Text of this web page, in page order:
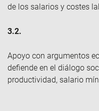
de los salarios y costes
3.2.
Apoyo con argumentos
defiende en el diálogo
productividad, salario